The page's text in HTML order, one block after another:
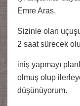
Emre Aras,
Sizinle olan
2 saat sürecek
iniş yapmayı
olmuş olup
düşünüyorum.